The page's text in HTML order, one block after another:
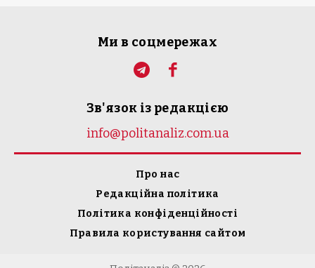
Ми в соцмережах
Зв'язок із редакцією
info@politanaliz.com.ua
Про нас
Редакційна політика
Політика конфіденційності
Правила користування сайтом